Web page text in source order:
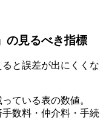
の見るべき指標
と誤差が出にくくな
ている表の数値。
数料・仲介料・手続